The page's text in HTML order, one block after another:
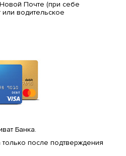
Почте (при себе
водительское
Банка.
после подтверждения